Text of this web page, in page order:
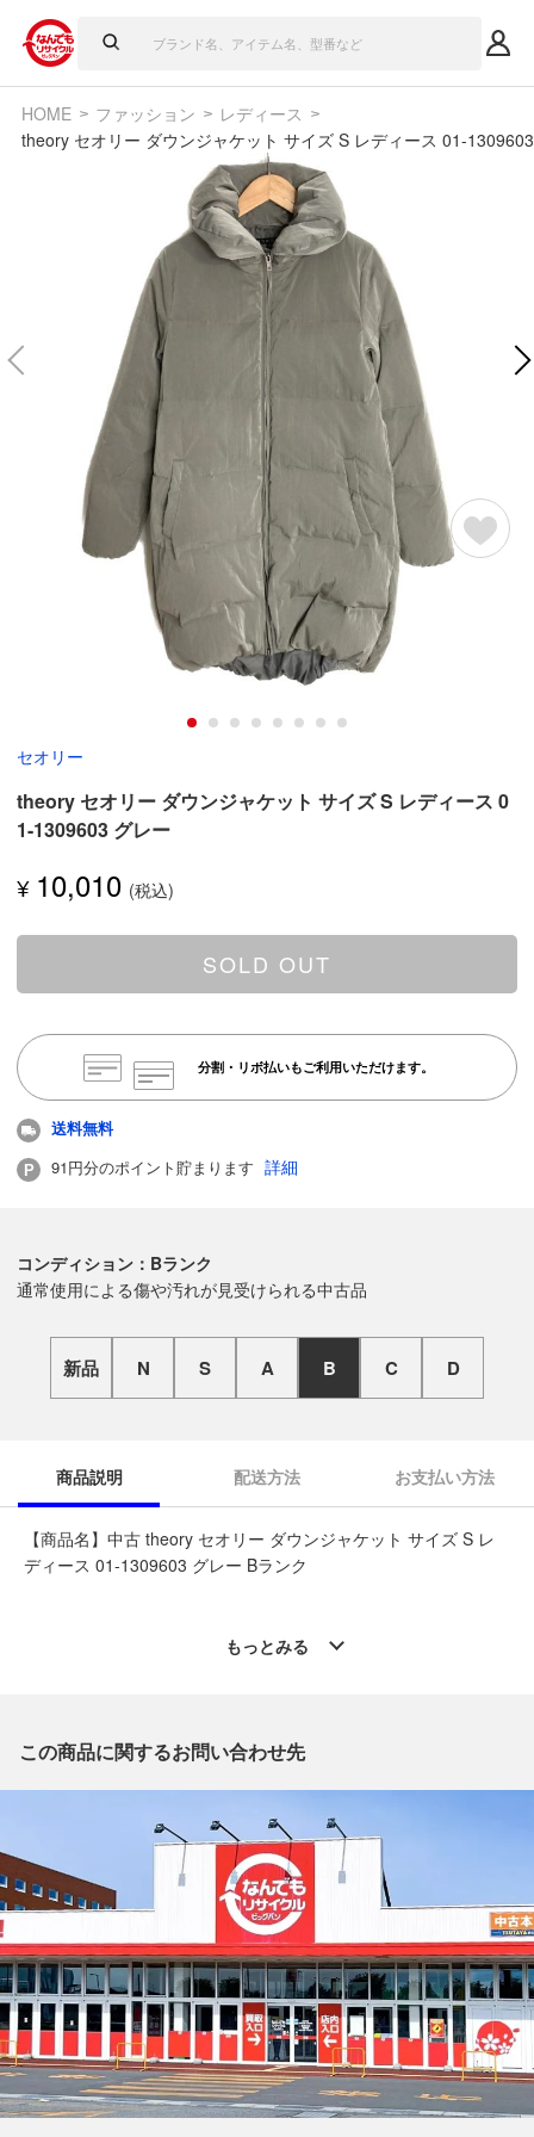
HOME ファッション
レディース
theory セオリー ダウンジャケット サイズ S レディース 01-
セオリー
theory セオリー ダウンジャケット サイズ S レディース 0
1-1309603 グレー
¥ 10,010
SOLD OUT
分割・リボ払いもご利用いただけます。
送料無料
91円分のポイント貯まります 詳細
コンディション：Bランク
通常使用による傷や汚れが見受けられる中古品
新品 N S A B C D
商品説明 配送方法 お支払い方法
【商品名】中古 theory セオリー ダウンジャケット サイズ S レ
ディース 01-1309603 グレー Bランク
※「なんでもリサイクルビッグバン 公式オンラインストアの出
【店舗内商品コード】1017004319860
【メーカー】theory/セオリー
【対象】レディース
【カラー】グレー
【表記サイズ】EU S
【肩幅】約37.5cm
【着丈】約93cm
【身幅】約47cm
【袖丈】約62cm
もっとみる
この商品に関するお問い合わせ先